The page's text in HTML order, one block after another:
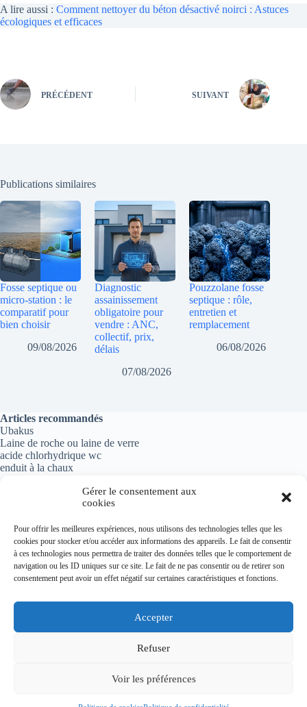
Gérer le consentement aux
cookies
Pour offrir les meilleures expériences, nous utilisons des technologies telles que les
cookies pour stocker et/ou accéder aux informations des appareils. Le fait de consentir
à ces technologies nous permettra de traiter des données telles que le comportement de
navigation ou les ID uniques sur ce site. Le fait de ne pas consentir ou de retirer son
consentement peut avoir un effet négatif sur certaines caractéristiques et fonctions.
Accepter
Refuser
Voir les préférences
A lire aussi : Comment nettoyer du béton désactivé noirci : Astuces
écologiques et efficaces
PRÉCÉDENT SUIVANT
Publications similaires
Fosse septique ou
micro-station : le
comparatif pour
bien choisir
09/08/2026
Diagnostic
assainissement
obligatoire pour
vendre : ANC,
collectif, prix,
délais
07/08/2026
Pouzzolane fosse
septique : rôle,
entretien et
remplacement
06/08/2026
Articles recommandés
Ubakus
Laine de roche ou laine de verre
acide chlorhydrique wc
enduit à la chaux
Politique de confidentialité
Mentions légales
Plan du site
Contact
merule sur bois de chauffage
prix carrelage posé m2